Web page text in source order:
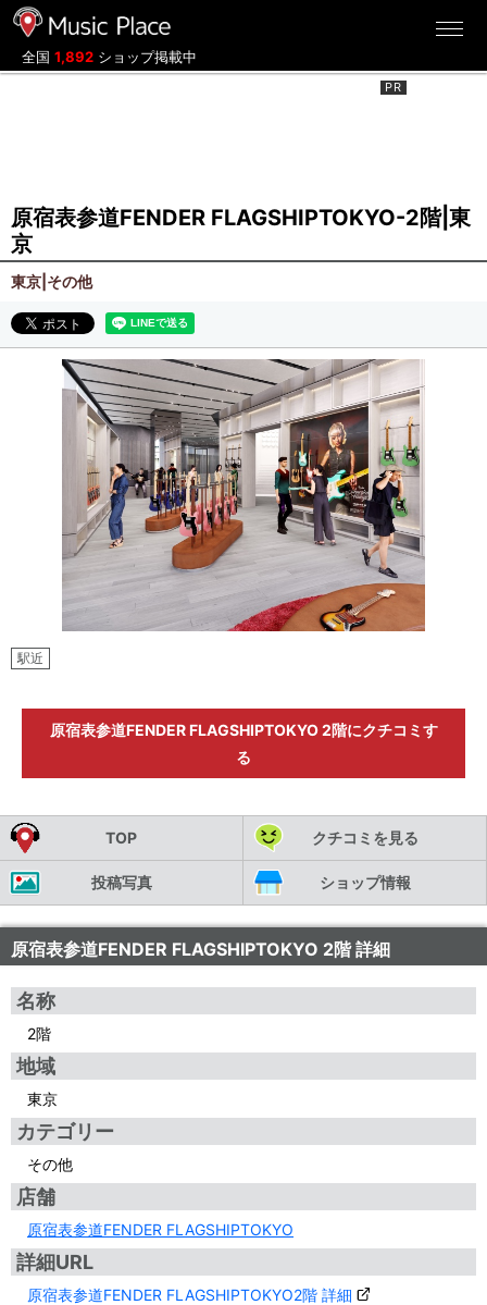
全国 1,892 ショップ掲載中
原宿表参道FENDER FLAGSHIPTOKYO-2階|東
京
東京|その他
駅近
原宿表参道FENDER FLAGSHIPTOKYO 2階にクチコミす
る
TOP クチコミを見る
投稿写真 ショップ情報
原宿表参道FENDER FLAGSHIPTOKYO 2階 詳細
名称
2階
地域
東京
カテゴリー
その他
店舗
原宿表参道FENDER FLAGSHIPTOKYO
詳細URL
原宿表参道FENDER FLAGSHIPTOKYO2階 詳細